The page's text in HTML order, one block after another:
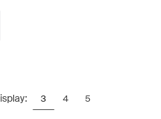
ozdoby. Wszystkie
tylko spełnia, ale
Wiodący nordycki
nordyckiej
3 4 5